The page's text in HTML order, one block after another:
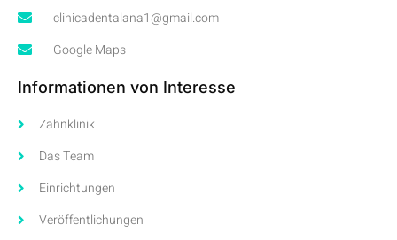
clinicadentalana1@gmail.com
Google Maps
Informationen von Interesse
Zahnklinik
Das Team
Einrichtungen
Veröffentlichungen